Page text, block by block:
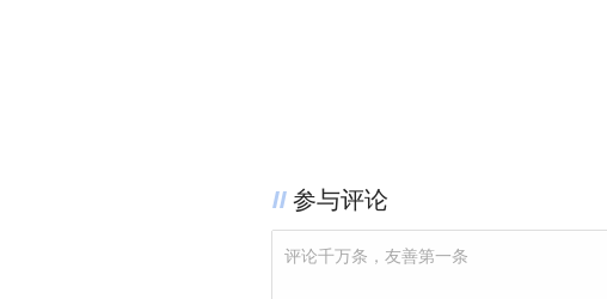
参与评论
评论千万条，友善第一条